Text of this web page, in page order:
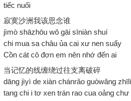
tiếc nuối
寂寞沙洲我该思念谁
jìmò shāzhōu wǒ gāi sīniàn shuí
chi mua sa châu ủa cai xư nen suấy
Cồn cát cô đơn em nên nhớ đến ai
当记忆的线缠绕过往支离破碎
dāng jìyì de xiàn chánrǎo guòwǎng
tang chi i tơ xen trán rao cua oảng